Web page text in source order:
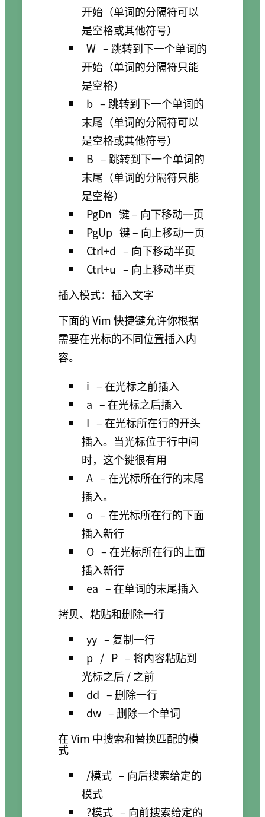
开始（单词的分隔符可以
是空格或其他符号）
W – 跳转到下一个单词的
开始（单词的分隔符只能
是空格）
b – 跳转到下一个单词的
末尾（单词的分隔符可以
是空格或其他符号）
B – 跳转到下一个单词的
末尾（单词的分隔符只能
是空格）
PgDn 键 – 向下移动一页
PgUp 键 – 向上移动一页
Ctrl+d – 向下移动半页
Ctrl+u – 向上移动半页
插入模式：插入文字
下面的 Vim 快捷键允许你根据
需要在光标的不同位置插入内
容。
i – 在光标之前插入
a – 在光标之后插入
I – 在光标所在行的开头
插入。当光标位于行中间
时，这个键很有用
A – 在光标所在行的末尾
插入。
o – 在光标所在行的下面
插入新行
O – 在光标所在行的上面
插入新行
ea – 在单词的末尾插入
拷贝、粘贴和删除一行
yy – 复制一行
p / P – 将内容粘贴到
光标之后 / 之前
dd – 删除一行
dw – 删除一个单词
在 Vim 中搜索和替换匹配的模
式
/模式 – 向后搜索给定的
模式
?模式 – 向前搜索给定的